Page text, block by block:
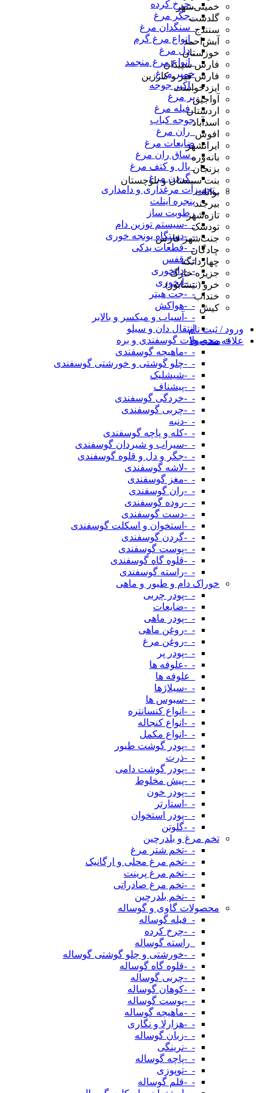
_چرخ کرده
_جگر مرغ
_سنگدان مرغ
_انواع مرغ گرم
_دل مرغ
_انواع مرغ منجمد
خمیر مرغ
_اکبر جوجه
پر مرغ
_فیله مرغ
جوجه کباب
_ران مرغ
ضایعات مرغ
_ساق ران مرغ
_بال و کتف مرغ
_گردن مرغ
_تجهیزات مرغداری و دامداری
پنجره اینلت
رطوبت ساز
-_-سیستم توزین دام
-_-دستگاه یونجه خوری
-_-قطعات یدکی
-_-قفس
-_-دانخوری
-_-آبخوری
-_-جت هیتر
-_-هواکش
-_-آسیاب و میکسر و بالابر
انتقال دان و سیلو
محصولات گوسفندی و بره
-_-ماهیچه گوسفندی
-_-چلو گوشتی و خورشتی گوسفندی
-_-شیشلیک
-_-پیشناف
-_-خردگی گوسفندی
-_-چربی گوسفندی
-_-دنبه
-_-کله و پاچه گوسفندی
-_-سیراب و شیردان گوسفندی
-_-جگر و دل و قلوه گوسفندی
-_-لاشه گوسفندی
-_-مغز گوسفندی
-_-ران گوسفندی
-_-روده گوسفندی
-_-دست گوسفندی
-_-استخوان و اسکلت گوسفندی
-_-گردن گوسفندی
-_-پوست گوسفندی
-_-قلوه گاه گوسفندی
-_-راسته گوسفندی
خوراک دام و طیور و ماهی
-_-پودر چربی
-_-ضایعات
-_-پودر ماهی
-_-روغن ماهی
-_-روغن مرغ
-_-پودر پر
-_-علوفه ها
_علوفه ها
-_-سیلاژها
-_-سبوس ها
-_-انواع کنسانتره
-_-انواع کنجاله
-_-انواع مکمل
-_-پودر گوشت طیور
-_-ذرت
-_-پودر گوشت دامی
-_-پیش مخلوط
-_-پودر خون
-_-استارتر
-_-پودر استخوان
-_-گلوتن
تخم مرغ و بلدرچین
-_-تخم شتر مرغ
-_-تخم مرغ محلی و ارگانیک
-_-تخم مرغ پرینت
-_-تخم مرغ صادراتی
-_-تخم بلدرچین
محصولات گاوی و گوساله
-_فیله گوساله
-_-چرخ کرده
_راسته گوساله
-_-خورشتی و چلو گوشتی گوساله
-_-قلوه گاه گوساله
-_-چربی گوساله
-_-کوهان گوساله
-_-پوست گوساله
-_-ماهیچه گوساله
-_-هزارلا و نگاری
-_-زبان گوساله
-_-نرینگی
-_-پاچه گوساله
-_-توپوزی
-_-قلم گوساله
خمینی‌شهر
گلدشت
سنندج
آبش‌احمد
خوزستان
فارس سپیدان
فارس قیر و کارزین
ایزدخواست
آواجیق
اردستان
اسدآباد
افوس
ایرانشهر
بانه‌وره
بزنجان
بنت سیستان و بلوچستان
بوانات
بیرجند
تازه‌شهر
تودشک
جنت‌شهر فارس
چادگان
چهاردانگه
جزیره خارگ
خرو (نیشابور)
خنداب
کیش
ورود / ثبت نام
علاقه‌مندی ها